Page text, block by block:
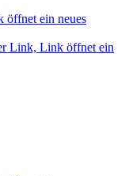
ein neues
Link, Link öffnet ein